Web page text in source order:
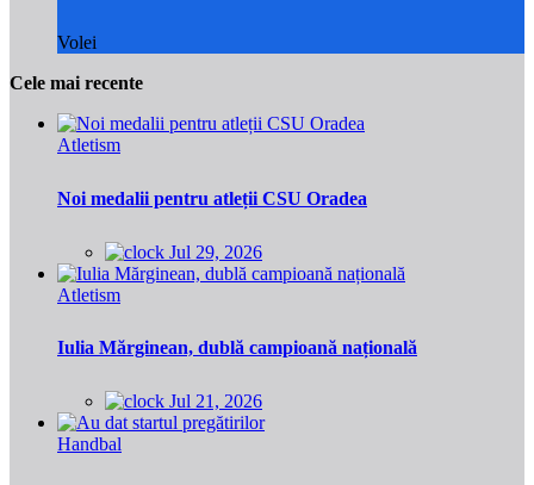
Volei
Cele mai recente
Atletism
Noi medalii pentru atleții CSU Oradea
Jul 29, 2026
Atletism
Iulia Mărginean, dublă campioană națională
Jul 21, 2026
Handbal